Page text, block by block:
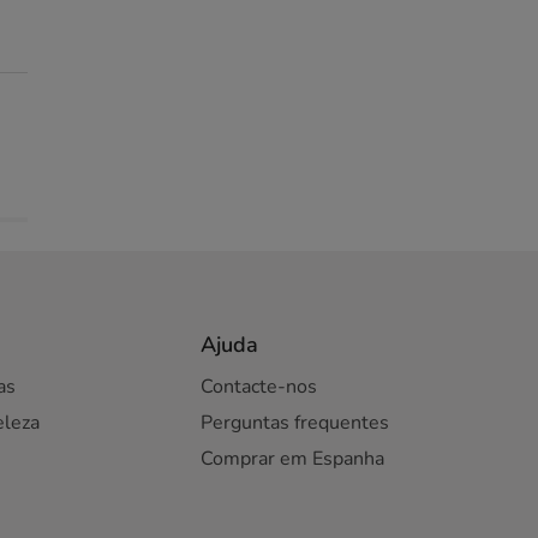
Ajuda
Contacte-nos
Perguntas frequentes
Comprar em Espanha